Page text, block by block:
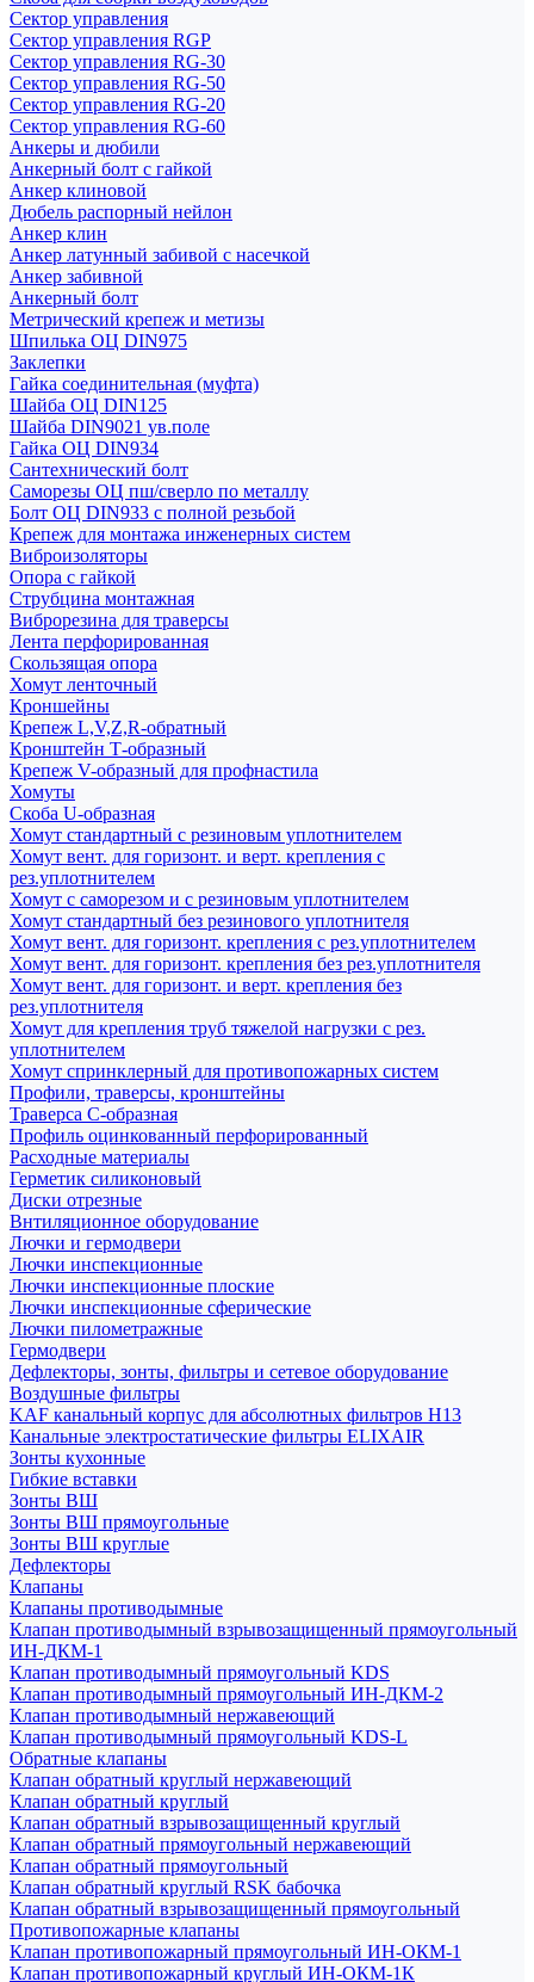
Сектор управления
Сектор управления RGP
Сектор управления RG-30
Сектор управления RG-50
Сектор управления RG-20
Сектор управления RG-60
Анкеры и дюбили
Анкерный болт с гайкой
Анкер клиновой
Дюбель распорный нейлон
Анкер клин
Анкер латунный забивой с насечкой
Анкер забивной
Анкерный болт
Метрический крепеж и метизы
Шпилька ОЦ DIN975
Заклепки
Гайка соединительная (муфта)
Шайба ОЦ DIN125
Шайба DIN9021 ув.поле
Гайка ОЦ DIN934
Сантехнический болт
Саморезы ОЦ пш/сверло по металлу
Болт ОЦ DIN933 с полной резьбой
Крепеж для монтажа инженерных систем
Виброизоляторы
Опора с гайкой
Струбцина монтажная
Виброрезина для траверсы
Лента перфорированная
Скользящая опора
Хомут ленточный
Кроншейны
Крепеж L,V,Z,R-обратный
Кронштейн Т-образный
Крепеж V-образный для профнастила
Хомуты
Скоба U-образная
Хомут стандартный с резиновым уплотнителем
Хомут вент. для горизонт. и верт. крепления с
рез.уплотнителем
Хомут с саморезом и с резиновым уплотнителем
Хомут стандартный без резинового уплотнителя
Хомут вент. для горизонт. крепления с рез.уплотнителем
Хомут вент. для горизонт. крепления без рез.уплотнителя
Хомут вент. для горизонт. и верт. крепления без
рез.уплотнителя
Хомут для крепления труб тяжелой нагрузки с рез.
уплотнителем
Хомут спринклерный для противопожарных систем
Профили, траверсы, кронштейны
Траверса С-образная
Профиль оцинкованный перфорированный
Расходные материалы
Герметик силиконовый
Диски отрезные
Внтиляционное оборудование
Лючки и гермодвери
Лючки инспекционные
Лючки инспекционные плоские
Лючки инспекционные сферические
Лючки пилометражные
Гермодвери
Дефлекторы, зонты, фильтры и сетевое оборудование
Воздушные фильтры
KAF канальный корпус для абсолютных фильтров H13
Канальные электростатические фильтры ELIXAIR
Зонты кухонные
Гибкие вставки
Зонты ВШ
Зонты ВШ прямоугольные
Зонты ВШ круглые
Дефлекторы
Клапаны
Клапаны противодымные
Клапан противодымный взрывозащищенный прямоугольный
ИН-ДКМ-1
Клапан противодымный прямоугольный KDS
Клапан противодымный прямоугольный ИН-ДКМ-2
Клапан противодымный нержавеющий
Клапан противодымный прямоугольный KDS-L
Обратные клапаны
Клапан обратный круглый нержавеющий
Клапан обратный круглый
Клапан обратный взрывозащищенный круглый
Клапан обратный прямоугольный нержавеющий
Клапан обратный прямоугольный
Клапан обратный круглый RSK бабочка
Клапан обратный взрывозащищенный прямоугольный
Противопожарные клапаны
Клапан противопожарный прямоугольный ИН-ОКМ-1
Клапан противопожарный круглый ИН-ОКМ-1К